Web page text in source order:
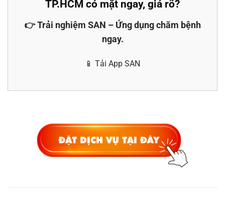
TP.HCM có mặt ngay, giá rõ?
👉 Trải nghiệm SAN – Ứng dụng chăm bệnh
ngay.
📱 Tải App SAN